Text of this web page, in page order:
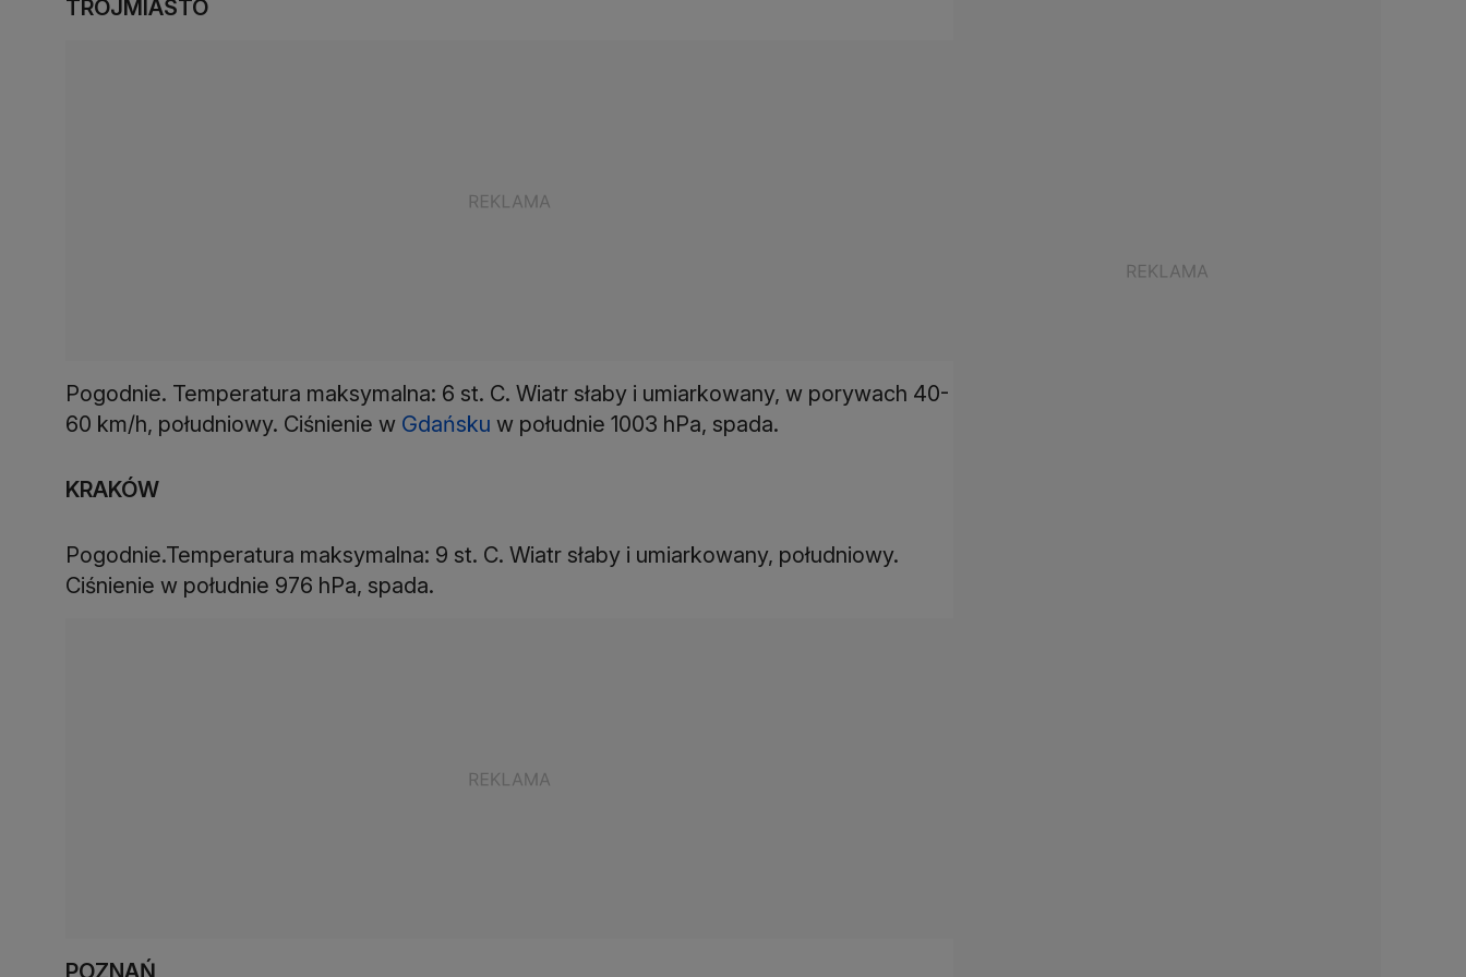
TRÓJMIASTO
Pogodnie. Temperatura maksymalna: 6 st. C. Wiatr słaby i umiarkowany, w porywach 40-
60 km/h, południowy. Ciśnienie w Gdańsku w południe 1003 hPa, spada.
KRAKÓW
Pogodnie.Temperatura maksymalna: 9 st. C. Wiatr słaby i umiarkowany, południowy.
Ciśnienie w południe 976 hPa, spada.
POZNAŃ